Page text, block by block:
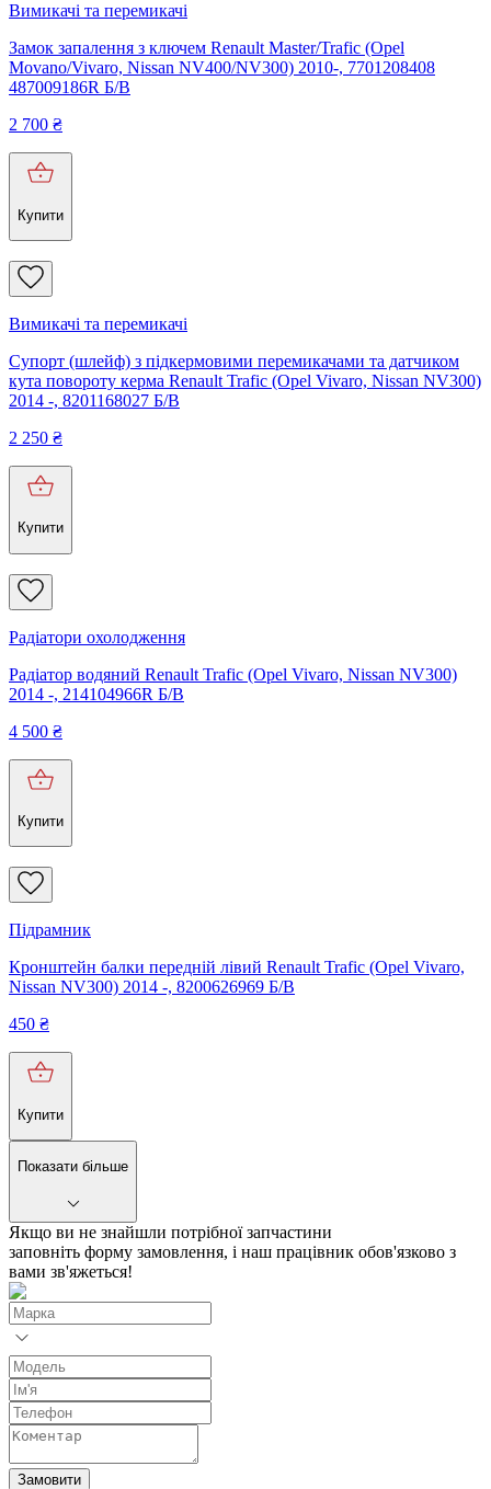
Вимикачі та перемикачі
Замок запалення з ключем Renault Master/Trafic (Opel
Movano/Vivaro, Nissan NV400/NV300) 2010-, 7701208408
487009186R Б/В
2 700 ₴
Купити
Вимикачі та перемикачі
Супорт (шлейф) з підкермовими перемикачами та датчиком
кута повороту керма Renault Trafic (Opel Vivaro, Nissan NV300)
2014 -, 8201168027 Б/В
2 250 ₴
Купити
Радіатори охолодження
Радіатор водяний Renault Trafic (Opel Vivaro, Nissan NV300)
2014 -, 214104966R Б/В
4 500 ₴
Купити
Підрамник
Кронштейн балки передній лівий Renault Trafic (Opel Vivaro,
Nissan NV300) 2014 -, 8200626969 Б/В
450 ₴
Купити
Показати більше
Якщо ви не знайшли потрібної запчастини
заповніть форму замовлення, і наш працівник обов'язково з
вами зв'яжеться!
Замовити